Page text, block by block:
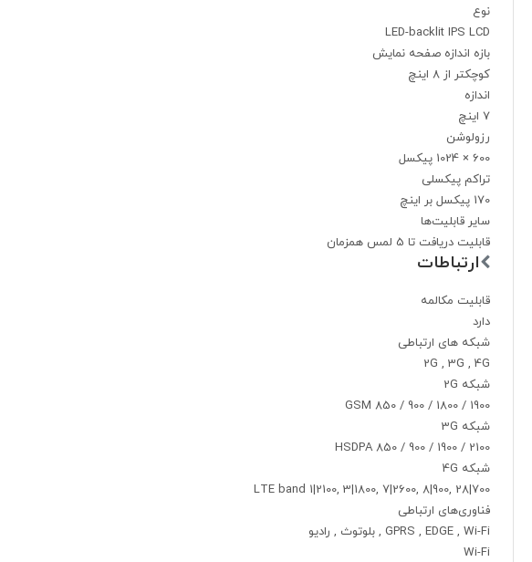
نوع
LED-backlit IPS LCD
بازه اندازه صفحه نمایش
کوچکتر از 8 اینچ
اندازه
7 اینچ
رزولوشن
600 × 1024 پیکسل
تراکم پیکسلی
170 پیکسل بر اینچ
سایر قابلیت‌ها
قابلیت دریافت تا 5 لمس همزمان
ارتباطات
قابلیت مکالمه
دارد
شبکه های ارتباطی
2G , 3G , 4G
شبکه 2G
GSM 850 / 900 / 1800 / 1900
شبکه 3G
HSDPA 850 / 900 / 1900 / 2100
شبکه 4G
LTE band 1|2100, 3|1800, 7|2600, 8|900, 28|700
فناوری‌های ارتباطی
GPRS , EDGE , Wi-Fi , بلوتوث , رادیو
Wi-Fi